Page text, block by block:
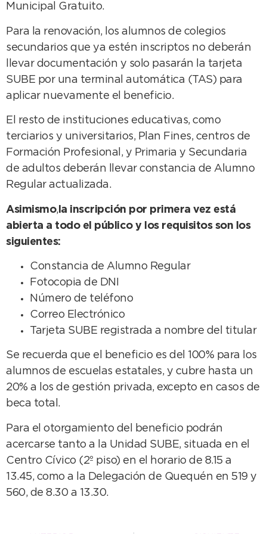
Municipal Gratuito.
Para la renovación, los alumnos de colegios
secundarios que ya estén inscriptos no deberán
llevar documentación y solo pasarán la tarjeta
SUBE por una terminal automática (TAS) para
aplicar nuevamente el beneficio.
El resto de instituciones educativas, como
terciarios y universitarios, Plan Fines, centros de
Formación Profesional, y Primaria y Secundaria
de adultos deberán llevar constancia de Alumno
Regular actualizada.
Asimismo,la inscripción por primera vez está
abierta a todo el público y los requisitos son los
siguientes:
Constancia de Alumno Regular
Fotocopia de DNI
Número de teléfono
Correo Electrónico
Tarjeta SUBE registrada a nombre del titular
Se recuerda que el beneficio es del 100% para los
alumnos de escuelas estatales, y cubre hasta un
20% a los de gestión privada, excepto en casos de
beca total.
Para el otorgamiento del beneficio podrán
acercarse tanto a la Unidad SUBE, situada en el
Centro Cívico (2º piso) en el horario de 8.15 a
13.45, como a la Delegación de Quequén en 519 y
560, de 8.30 a 13.30.